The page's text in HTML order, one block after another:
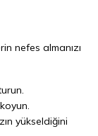
nefes almanızı
yükseldiğini